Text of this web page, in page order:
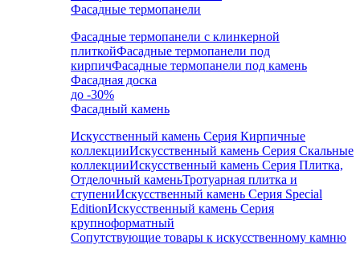
Фасадные термопанели
Фасадные термопанели с клинкерной
плиткойФасадные термопанели под
кирпичФасадные термопанели под камень
Фасадная доска
до -30%
Фасадный камень
Искусственный камень Серия Кирпичные
коллекцииИскусственный камень Серия Скальные
коллекцииИскусственный камень Серия Плитка,
Отделочный каменьТротуарная плитка и
ступениИскусственный камень Серия Special
EditionИскусственный камень Серия
крупноформатный
Сопутствующие товары к искусственному камню